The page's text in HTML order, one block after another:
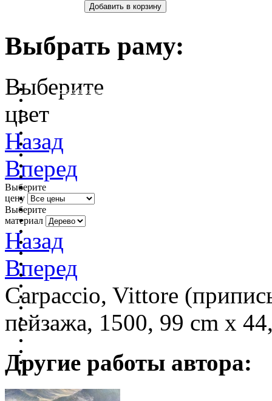
Выбрать раму:
очистить фильтр цвета
Выберите
цвет
Назад
Вперед
Выберите
цену
Выберите
материал
Назад
Вперед
Carpaccio, Vittore
пейзажа, 1500, 99 cm x
Другие работы автора: